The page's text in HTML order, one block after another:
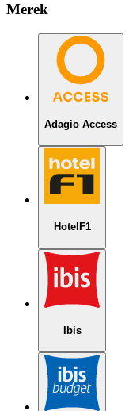
Merek
Adagio Access
HotelF1
Ibis